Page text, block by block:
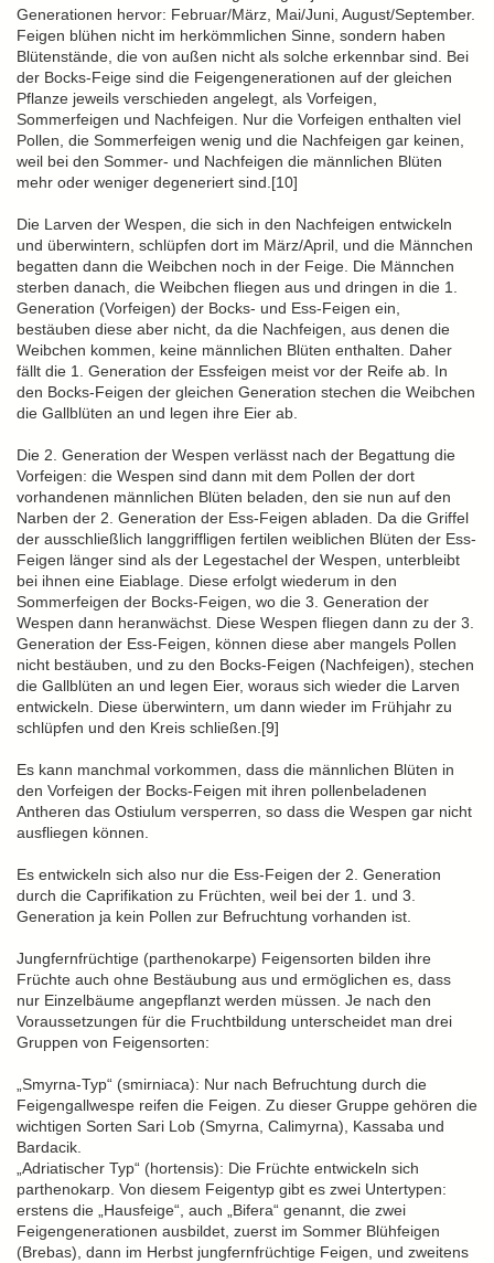
Generationen hervor: Februar/März, Mai/Juni, August/September.
Feigen blühen nicht im herkömmlichen Sinne, sondern haben
Blütenstände, die von außen nicht als solche erkennbar sind. Bei
der Bocks-Feige sind die Feigengenerationen auf der gleichen
Pflanze jeweils verschieden angelegt, als Vorfeigen,
Sommerfeigen und Nachfeigen. Nur die Vorfeigen enthalten viel
Pollen, die Sommerfeigen wenig und die Nachfeigen gar keinen,
weil bei den Sommer- und Nachfeigen die männlichen Blüten
mehr oder weniger degeneriert sind.[10]
Die Larven der Wespen, die sich in den Nachfeigen entwickeln
und überwintern, schlüpfen dort im März/April, und die Männchen
begatten dann die Weibchen noch in der Feige. Die Männchen
sterben danach, die Weibchen fliegen aus und dringen in die 1.
Generation (Vorfeigen) der Bocks- und Ess-Feigen ein,
bestäuben diese aber nicht, da die Nachfeigen, aus denen die
Weibchen kommen, keine männlichen Blüten enthalten. Daher
fällt die 1. Generation der Essfeigen meist vor der Reife ab. In
den Bocks-Feigen der gleichen Generation stechen die Weibchen
die Gallblüten an und legen ihre Eier ab.
Die 2. Generation der Wespen verlässt nach der Begattung die
Vorfeigen: die Wespen sind dann mit dem Pollen der dort
vorhandenen männlichen Blüten beladen, den sie nun auf den
Narben der 2. Generation der Ess-Feigen abladen. Da die Griffel
der ausschließlich langgriffligen fertilen weiblichen Blüten der Ess-
Feigen länger sind als der Legestachel der Wespen, unterbleibt
bei ihnen eine Eiablage. Diese erfolgt wiederum in den
Sommerfeigen der Bocks-Feigen, wo die 3. Generation der
Wespen dann heranwächst. Diese Wespen fliegen dann zu der 3.
Generation der Ess-Feigen, können diese aber mangels Pollen
nicht bestäuben, und zu den Bocks-Feigen (Nachfeigen), stechen
die Gallblüten an und legen Eier, woraus sich wieder die Larven
entwickeln. Diese überwintern, um dann wieder im Frühjahr zu
schlüpfen und den Kreis schließen.[9]
Es kann manchmal vorkommen, dass die männlichen Blüten in
den Vorfeigen der Bocks-Feigen mit ihren pollenbeladenen
Antheren das Ostiulum versperren, so dass die Wespen gar nicht
ausfliegen können.
Es entwickeln sich also nur die Ess-Feigen der 2. Generation
durch die Caprifikation zu Früchten, weil bei der 1. und 3.
Generation ja kein Pollen zur Befruchtung vorhanden ist.
Jungfernfrüchtige (parthenokarpe) Feigensorten bilden ihre
Früchte auch ohne Bestäubung aus und ermöglichen es, dass
nur Einzelbäume angepflanzt werden müssen. Je nach den
Voraussetzungen für die Fruchtbildung unterscheidet man drei
Gruppen von Feigensorten:
„Smyrna-Typ“ (smirniaca): Nur nach Befruchtung durch die
Feigengallwespe reifen die Feigen. Zu dieser Gruppe gehören die
wichtigen Sorten Sari Lob (Smyrna, Calimyrna), Kassaba und
Bardacik.
„Adriatischer Typ“ (hortensis): Die Früchte entwickeln sich
parthenokarp. Von diesem Feigentyp gibt es zwei Untertypen:
erstens die „Hausfeige“, auch „Bifera“ genannt, die zwei
Feigengenerationen ausbildet, zuerst im Sommer Blühfeigen
(Brebas), dann im Herbst jungfernfrüchtige Feigen, und zweitens